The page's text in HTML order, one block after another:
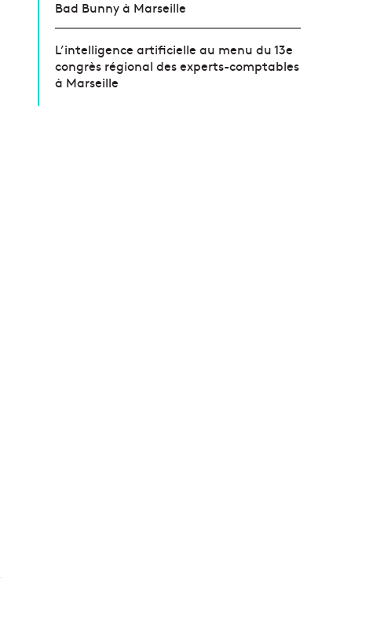
Bad Bunny à Marseille
L’intelligence artificielle au menu du 13e
congrès régional des experts-comptables
à Marseille